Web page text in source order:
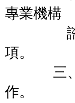
專業機構
諮詢、
項。
三、其
作。